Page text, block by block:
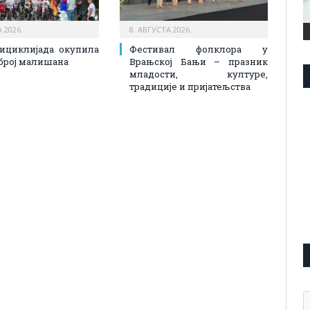
2026.
окупила
малишана
8. АВГУСТА 2026.
Фестивал фолклора у
Врањској Бањи – празник
младости, културе,
традиције и пријатељства